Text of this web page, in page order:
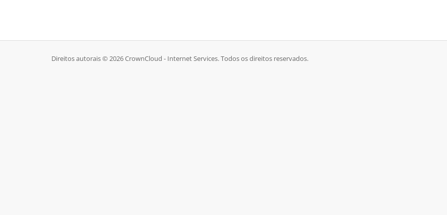
Direitos autorais © 2026 CrownCloud - Internet Services. Todos os direitos reservados.